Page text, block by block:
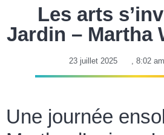
Les arts
Jardin – Martha
23 juillet 2025 , 8:02 am
Une journée